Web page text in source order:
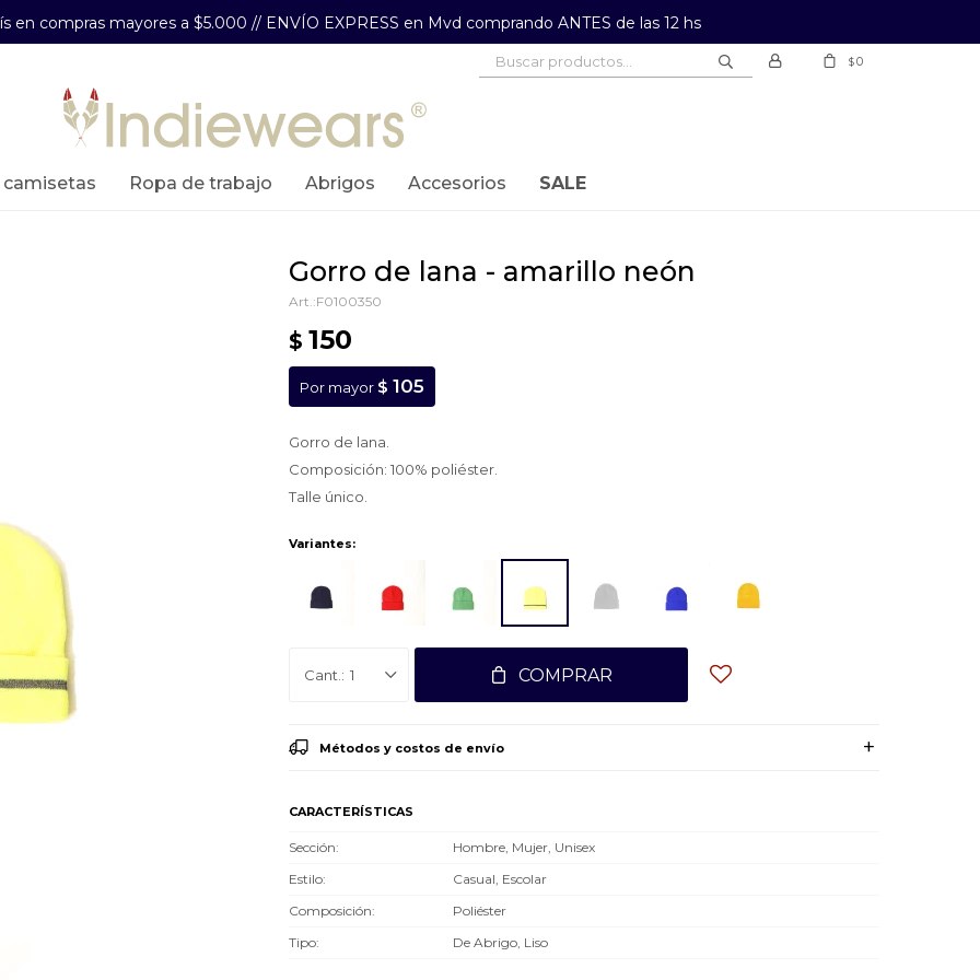
en compras mayores a $5.000 // ENVÍO EXPRESS en Mvd comprando ANTES de las 12 hs
camisetas ropa de trabajo abrigos accesorios SALE
$0
gorro de lana - amarillo neón
F0100350
$ 150
Por mayor $ 105
Gorro de lana.
Composición: 100% poliéster.
Talle único.
Variantes:
1 COMPRAR
Métodos y costos de envío
CARACTERÍSTICAS
Sección
Hombre, Mujer, Unisex
Estilo
Casual, Escolar
Composición
Poliéster
Tipo
De Abrigo, Liso